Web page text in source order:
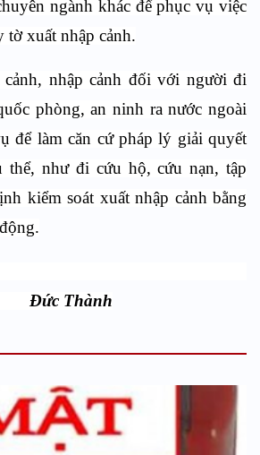
ngành khác để phục vụ việc
tờ xuất nhập cảnh.
nhập cảnh đối với người đi
phòng, an ninh ra nước ngoài
để làm căn cứ pháp lý giải quyết
thể, như đi cứu hộ, cứu nạn, tập
kiểm soát xuất nhập cảnh bằng